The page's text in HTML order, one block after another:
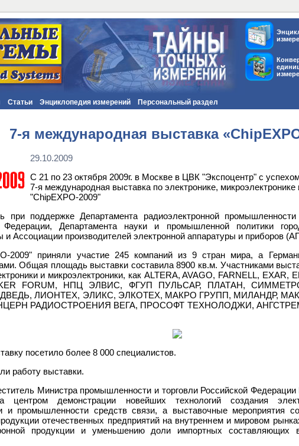
Статьи Энциклопедия измерений Персональный раздел
7-я международная выставка
29.10.2009
С 21 по 23 октября 2009г. в Москве в ЦВК "Экспоцентр" с
7-я международная выставка по электронике, микроэлектронике
"ChipEXPO-2009"
при поддержке Департамента радиоэлектронной
Федерации, Департамента науки и промышленной политики
Ассоциации производителей электронной аппаратуры и приборов
2009" приняли участие 245 компаний из 9 стран мира, а
Общая площадь выставки составила 8900 кв.м. Участниками
и микроэлектроники, как ALTERA, AVAGO, FARNELL,
FORUM, НПЦ ЭЛВИС, ФГУП ПУЛЬСАР, ПЛАТАН,
ЛИОНТЕХ, ЭЛИКС, ЭЛКОТЕХ, МАКРО ГРУПП, МИЛАНДР,
РАДИОСТРОЕНИЯ ВЕГА, ПРОСОФТ ТЕХНОЛОДЖИ,
посетило более 8 000 специалистов.
работу выставки.
Министра промышленности и торговли Российской
центром демонстрации новейших технологий создания
и промышленности средств связи, а выставочные мероприятия
отечественных предприятий на внутреннем и мировом
продукции и уменьшению доли импортных составляющих